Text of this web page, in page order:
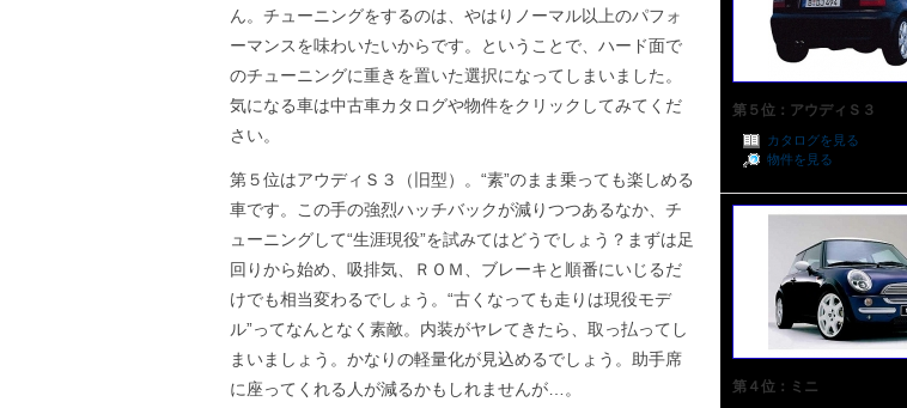
ん。チューニングをするのは、やはりノーマル以上のパフォ
ーマンスを味わいたいからです。ということで、ハード面で
のチューニングに重きを置いた選択になってしまいました。
気になる車は中古車カタログや物件をクリックしてみてくだ
さい。
第５位はアウディＳ３（旧型）。“素”のまま乗っても楽しめる
車です。この手の強烈ハッチバックが減りつつあるなか、チ
ューニングして“生涯現役”を試みてはどうでしょう？まずは足
回りから始め、吸排気、ＲＯＭ、ブレーキと順番にいじるだ
けでも相当変わるでしょう。“古くなっても走りは現役モデ
ル”ってなんとなく素敵。内装がヤレてきたら、取っ払ってし
まいましょう。かなりの軽量化が見込めるでしょう。助手席
に座ってくれる人が減るかもしれませんが…。
第５位：アウディＳ３
カタログを見る
物件を見る
第４位：ミニ